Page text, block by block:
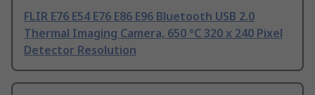
FLIR E76 E54 E76 E86 E96 Bluetooth USB 2.0
Thermal Imaging Camera, 650 °C 320 x 240 Pixel
Detector Resolution